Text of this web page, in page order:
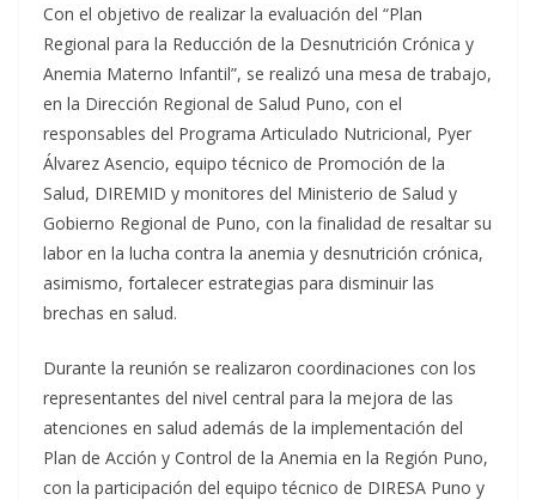
Con el objetivo de realizar la evaluación del “Plan
Regional para la Reducción de la Desnutrición Crónica y
Anemia Materno Infantil”, se realizó una mesa de trabajo,
en la Dirección Regional de Salud Puno, con el
responsables del Programa Articulado Nutricional, Pyer
Álvarez Asencio, equipo técnico de Promoción de la
Salud, DIREMID y monitores del Ministerio de Salud y
Gobierno Regional de Puno, con la finalidad de resaltar su
labor en la lucha contra la anemia y desnutrición crónica,
asimismo, fortalecer estrategias para disminuir las
brechas en salud.
Durante la reunión se realizaron coordinaciones con los
representantes del nivel central para la mejora de las
atenciones en salud además de la implementación del
Plan de Acción y Control de la Anemia en la Región Puno,
con la participación del equipo técnico de DIRESA Puno y